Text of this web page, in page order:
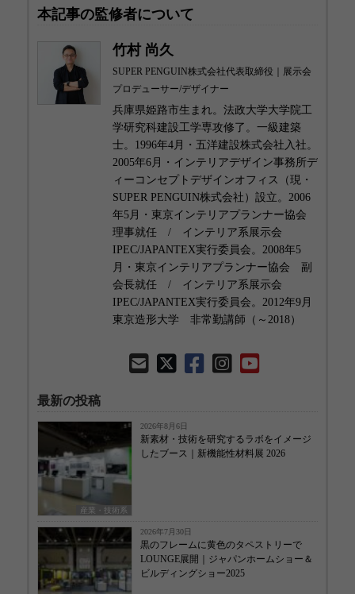
本記事の監修者について
竹村 尚久
SUPER PENGUIN株式会社代表取締役｜展示会
プロデューサー/デザイナー
兵庫県姫路市生まれ。法政大学大学院工
学研究科建設工学専攻修了。一級建築
士。1996年4月・五洋建設株式会社入社。
2005年6月・インテリアデザイン事務所デ
ィーコンセプトデザインオフィス（現・
SUPER PENGUIN株式会社）設立。2006
年5月・東京インテリアプランナー協会
理事就任 / インテリア系展示会
IPEC/JAPANTEX実行委員会。2008年5
月・東京インテリアプランナー協会 副
会長就任 / インテリア系展示会
IPEC/JAPANTEX実行委員会。2012年9月
東京造形大学 非常勤講師（～2018）
最新の投稿
産業・技術系
2026年8月6日
新素材・技術を研究するラボをイメージ
したブース｜新機能性材料展 2026
2026年7月30日
黒のフレームに黄色のタペストリーで
LOUNGE展開｜ジャパンホームショー＆
ビルディングショー2025